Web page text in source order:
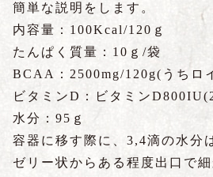
簡単な説明をします。
内容量：100Kcal/120ｇ
たんぱく質量：10ｇ/袋
BCAA：2500mg/120g(うちロ
ビタミンD：ビタミン
水分：95ｇ
容器に移す際に、3,4滴の水分
ゼリー状からある程度出口で細